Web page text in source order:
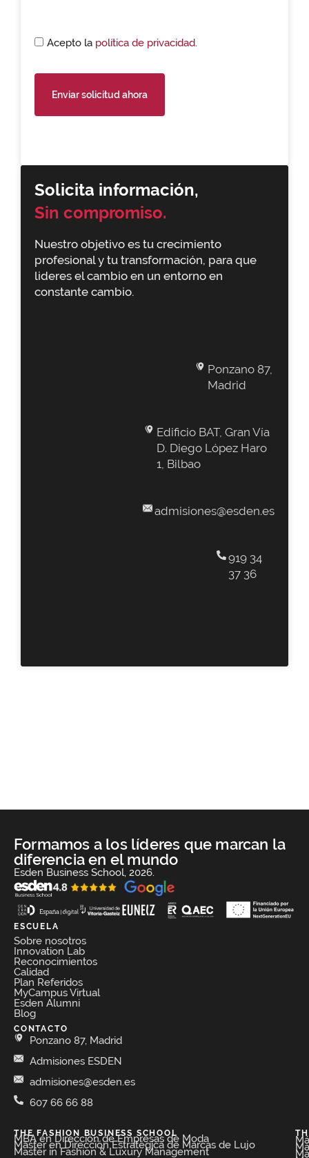
Solicita información,
Sin compromiso.
Nuestro objetivo es tu crecimiento
profesional y tu transformación, para que
lideres el cambio en un entorno en
constante cambio.
Ponzano 87,
Madrid
Edificio BAT, Gran Vía
D. Diego López Haro
1, Bilbao
admisiones@esden.es
919 34
37 36
Acepto la política de privacidad.
Enviar solicitud ahora
Formamos a los líderes que marcan la
diferencia en el mundo
Esden Business School, 2026.
ESCUELA
Sobre nosotros
Innovation Lab
Reconocimientos
Calidad
Plan Referidos
MyCampus Virtual
Esden Alumni
Blog
CONTACTO
Ponzano 87, Madrid
Admisiones ESDEN
admisiones@esden.es
607 66 66 88
THE FASHION BUSINESS SCHOOL​
MBA en Dirección de Empresas de Moda​
Máster en Dirección Estratégica de Marcas de Lujo
Master in Fashion & Luxury Management